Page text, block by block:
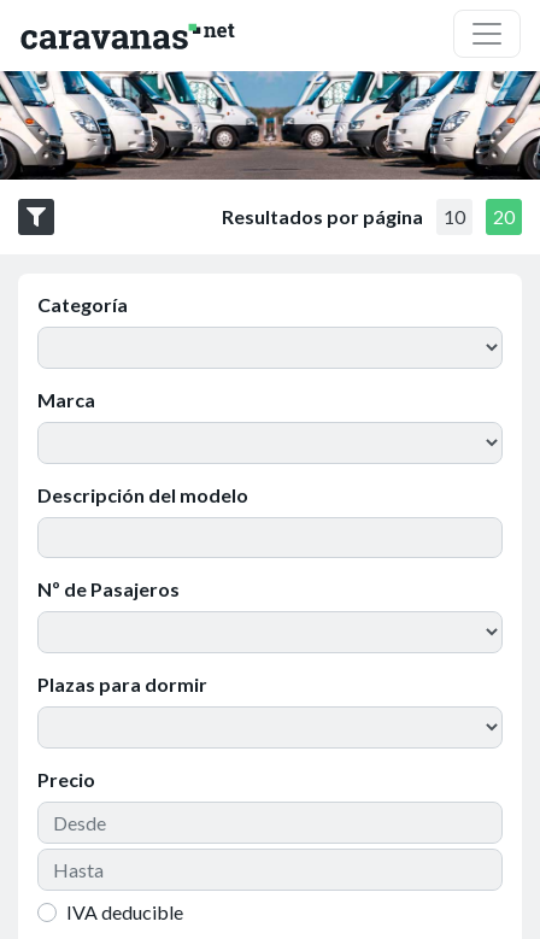
Resultados por página 10 20
Categoría
Marca
Descripción del modelo
Nº de Pasajeros
Plazas para dormir
Precio
IVA deducible